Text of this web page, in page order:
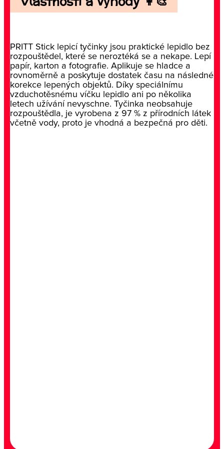
PRITT Stick lepicí tyčinky jsou praktické lepidlo bez
rozpouštědel, které se neroztéká se a nekape. Lepí
papír, karton a fotografie. Aplikuje se hladce a
rovnoměrně a poskytuje dostatek času na následné
korekce lepených objektů. Díky speciálnímu
vzduchotěsnému víčku lepidlo ani po několika
letech užívání nevyschne. Tyčinka neobsahuje
rozpouštědla, je vyrobena z 97 % z přírodních látek
včetně vody, proto je vhodná a bezpečná pro děti.